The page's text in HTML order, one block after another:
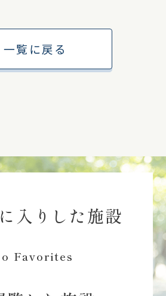
一覧に戻る
入りした施設
Favorites